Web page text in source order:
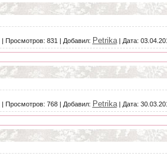
Просмотров: 831 Добавил: Petrika| Дата:
Просмотров: 768| Добавил: Petrika| Дата: